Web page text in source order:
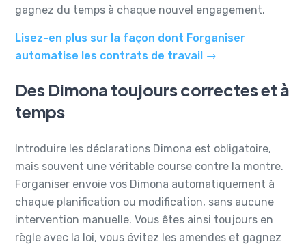
gagnez du temps à chaque nouvel engagement.
Lisez-en plus sur la façon dont Forganiser
automatise les contrats de travail →
Des Dimona toujours correctes et à
temps
Introduire les déclarations Dimona est obligatoire,
mais souvent une véritable course contre la montre.
Forganiser envoie vos Dimona automatiquement à
chaque planification ou modification, sans aucune
intervention manuelle. Vous êtes ainsi toujours en
règle avec la loi, vous évitez les amendes et gagnez